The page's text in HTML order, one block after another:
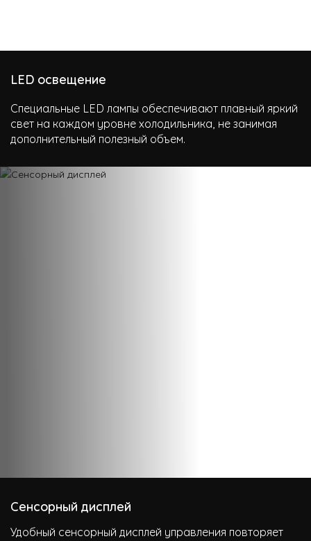
LED освещение
Специальные LED лампы обеспечивают плавный яркий
свет на каждом уровне холодильника, не занимая
дополнительный полезный объем.
Сенсорный дисплей
Удобный сенсорный дисплей управления повторяет